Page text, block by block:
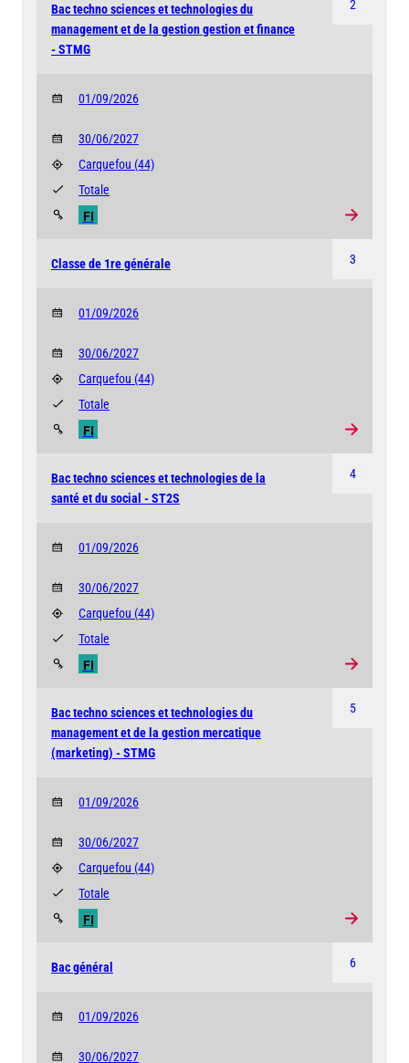
2
Bac techno sciences et technologies du
management et de la gestion gestion et finance
- STMG
01/09/2026
30/06/2027
Carquefou (44)
FI
Totale
3
Classe de 1re générale
01/09/2026
30/06/2027
Carquefou (44)
FI
Totale
4
Bac techno sciences et technologies de la
santé et du social - ST2S
01/09/2026
30/06/2027
Carquefou (44)
FI
Totale
5
Bac techno sciences et technologies du
management et de la gestion mercatique
(marketing) - STMG
01/09/2026
30/06/2027
Carquefou (44)
FI
Totale
6
Bac général
01/09/2026
30/06/2027